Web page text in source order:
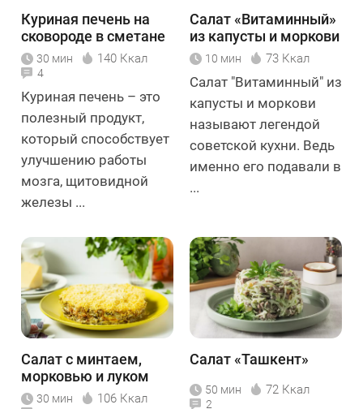
Куриная печень на
сковороде в сметане
с луком
30 мин 140 Ккал
4
Куриная печень – это
полезный продукт,
который способствует
улучшению работы
мозга, щитовидной
железы ...
Салат «Витаминный»
из капусты и моркови
10 мин 73 Ккал
Салат "Витаминный" из
капусты и моркови
называют легендой
советской кухни. Ведь
именно его подавали в
...
Салат с минтаем,
морковью и луком
30 мин 106 Ккал
Салат «Ташкент»
50 мин 72 Ккал
2